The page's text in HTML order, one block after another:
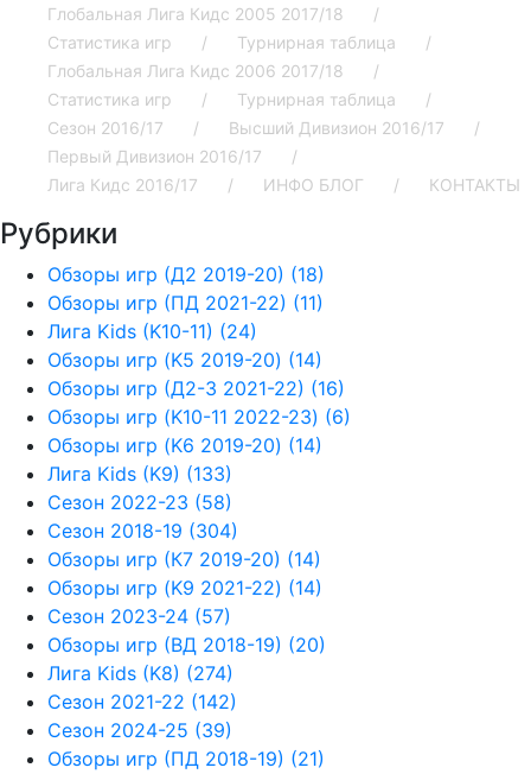
Глобальная Лига Кидс 2005 2017/18
Статистика игр
Турнирная таблица
Глобальная Лига Кидс 2006 2017/18
Статистика игр
Турнирная таблица
Сезон 2016/17
Высший Дивизион 2016/17
Первый Дивизион 2016/17
Лига Кидс 2016/17
ИНФО БЛОГ КОНТАКТЫ
Рубрики
Обзоры игр (Д2 2019-20) (18)
Обзоры игр (ПД 2021-22) (11)
Лига Kids (K10-11) (24)
Обзоры игр (K5 2019-20) (14)
Обзоры игр (Д2-3 2021-22) (16)
Обзоры игр (K10-11 2022-23) (6)
Обзоры игр (K6 2019-20) (14)
Лига Kids (K9) (133)
Сезон 2022-23 (58)
Сезон 2018-19 (304)
Обзоры игр (К7 2019-20) (14)
Обзоры игр (K9 2021-22) (14)
Сезон 2023-24 (57)
Обзоры игр (ВД 2018-19) (20)
Лига Kids (K8) (274)
Сезон 2021-22 (142)
Сезон 2024-25 (39)
Обзоры игр (ПД 2018-19) (21)